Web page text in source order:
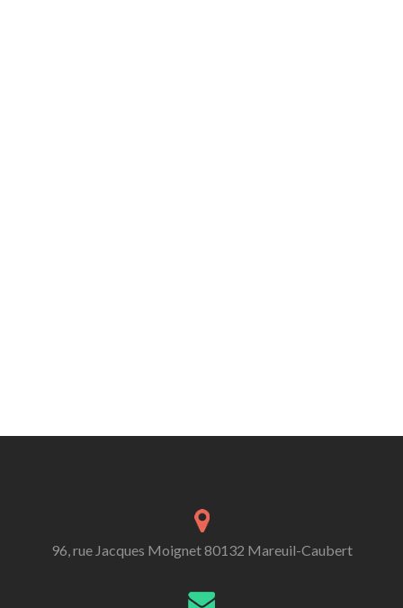
96, rue Jacques Moignet 80132 Mareuil-Caubert